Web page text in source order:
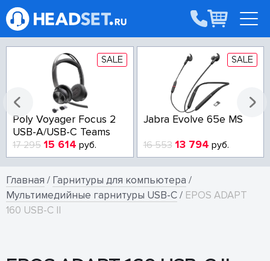
SALE
Poly Voyager Focus 2
USB-A/USB-C Teams
17 295 15 614 руб.
SALE
Jabra Evolve 65e MS
16 553 13 794 руб.
Главная / Гарнитуры для компьютера /
Мультимедийные гарнитуры USB-C/ EPOS ADAPT
160 USB-C II